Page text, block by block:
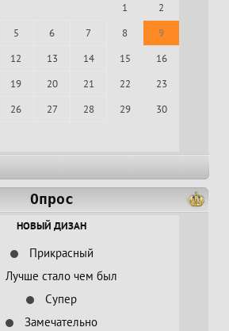
1
2
5 6 7 8
9
12 13 14 15
16
19 20 21 22
23
26 27 28 29
30
Опрос
НОВЫЙ ДИЗАН
Прикрасный
Лучше стало чем был
Супер
Замечательно